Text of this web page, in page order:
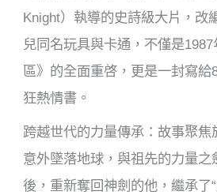
Knight）執導的史詩級大片，改
兒同名玩具與卡通，不僅是
區》的全面重啓，更是一封寫給
狂熱情書。
跨越世代的力量傳承：故事聚焦
意外墜落地球，與祖先的力量之
後，重新奪回神劍的他，繼承了